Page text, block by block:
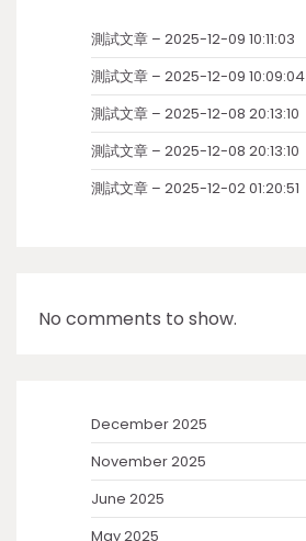
測試文章 – 2025-12-09 10:11:03
測試文章 – 2025-12-09 10:09:04
測試文章 – 2025-12-08 20:13:10
測試文章 – 2025-12-08 20:13:10
測試文章 – 2025-12-02 01:20:51
No comments to show.
December 2025
November 2025
June 2025
May 2025